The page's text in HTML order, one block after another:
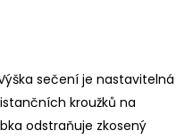
sečení je nastavitelná
kroužků na
odstraňuje zkosený